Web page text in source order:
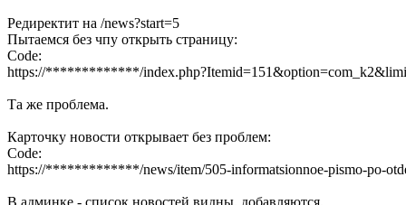
Редиректит на /news?start=5
Пытаемся без чпу открыть страницу:
Code:
https://*************/
Та же проблема.
Карточку новости открывает без проблем:
Code:
https://*************/news/item/505-informatsionnoe-pismo-po-
В админке - список новостей видны, добавляются,